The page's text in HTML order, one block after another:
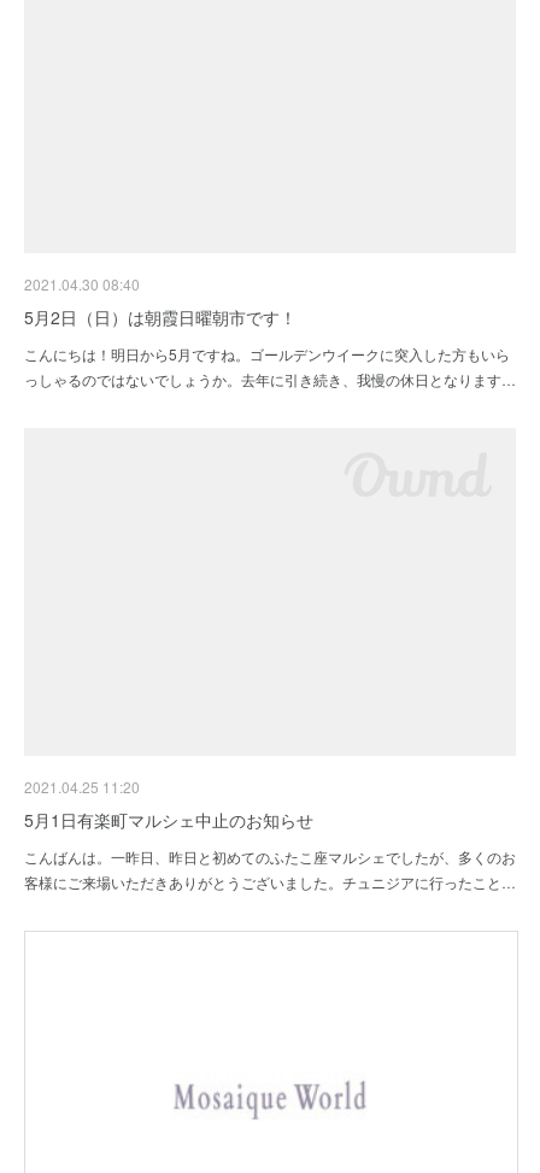
2021.04.30 08:40
5月2日（日）は朝霞日曜朝市です！
こんにちは！明日から5月ですね。ゴールデンウイークに突入した方もいら
っしゃるのではないでしょうか。去年に引き続き、我慢の休日となります…
2021.04.25 11:20
5月1日有楽町マルシェ中止のお知らせ
こんばんは。一昨日、昨日と初めてのふたこ座マルシェでしたが、多くのお
客様にご来場いただきありがとうございました。チュニジアに行ったこと…